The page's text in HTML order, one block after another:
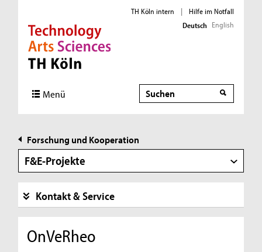
Direkt zur Hauptnavigation
Direkt zur Subnavigation
Direkt zum Inhalt
Direkt zum Fußbereich
TH Köln intern |
Hilfe im Notfall
Deutsch English
Menü Suche
Suche
Forschung und Kooperation
F&E-Projekte
Kontakt & Service
OnVeRheo